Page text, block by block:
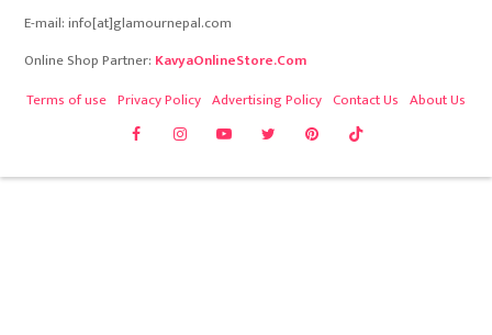
E-mail: info[at]glamournepal.com
Online Shop Partner: KavyaOnlineStore.Com
Terms of use Privacy Policy Advertising Policy Contact Us About Us